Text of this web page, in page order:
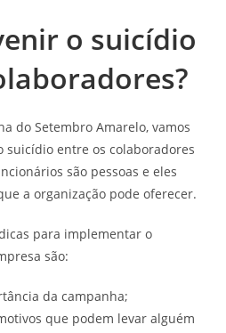
o suicídio
do Setembro Amarelo, vamos
suicídio entre os colaboradores
são pessoas e eles
a organização pode oferecer.
para implementar o
são:
da campanha;
que podem levar alguém